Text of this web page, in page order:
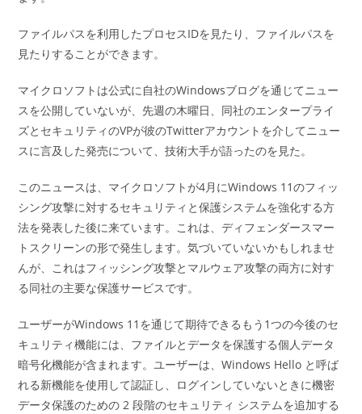
ファイルパスを利用したプロセスIDを見たり、ファイルパスを
見たりすることができます。
マイクロソフトは公式に自社のWindowsブログを通じてニュー
スを公開していないが、先週の木曜日、同社のエンタープライ
ズとセキュリティのVPが彼のTwitterアカウントを介してニュー
スに言及した発売について、技術大手が語ったのを見た。
このニュースは、マイクロソフトが4月にWindows 11のフィッ
シング攻撃に対するセキュリティと保護システムを強化する方
法を発表した後に来ています。これは、ディフェンダースマー
トスクリーンの形で発生します。気づいていないかもしれませ
んが、これはフィッシング攻撃とマルウェア攻撃の両方に対す
る同社の主要な保護サービスです。
ユーザーがWindows 11を通じて期待できるもう1つの今後のセ
キュリティ機能には、ファイルとデータを保護する個人データ
暗号化機能が含まれます。ユーザーは、Windows Hello と呼ば
れる新機能を使用して認証し、ログインしていないときに機密
データ保護のための 2 段階のセキュリティ システムを追加する